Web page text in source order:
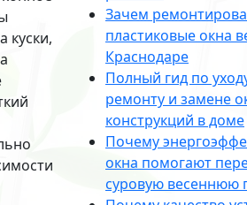
куски,
Зачем
пластиковые окна
Краснодаре
Полный гид по
ремонту и замене
конструкций в доме
Почему
окна помогают
суровую весеннюю